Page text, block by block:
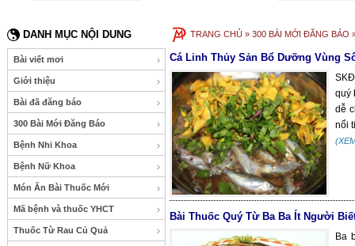
DANH MỤC NỘI DUNG
Bài viết mơi
Giới thiệu
Bài đã đăng báo
300 Bài Mới Đăng Báo
Bệnh Nhi Khoa
Bệnh Nữ Khoa
Món Ăn Bài Thuốc Mới
Mã bệnh và thuốc YHCT
Thuốc Từ Rau Củ Quả
TRANG CHỦ » 300 BÀI MỚI ĐĂNG BÁO
Cá Linh Thủy Sản Bổ Dưỡng Vùng
quý
dễ
nổi
Bài Thuốc Quý Từ Ba Ba Ít Người
Ba